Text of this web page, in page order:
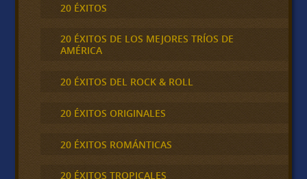
20 ÉXITOS
20 ÉXITOS DE LOS MEJORES TRÍOS DE
AMÉRICA
20 ÉXITOS DEL ROCK & ROLL
20 ÉXITOS ORIGINALES
20 ÉXITOS ROMÁNTICAS
20 ÉXITOS TROPICALES